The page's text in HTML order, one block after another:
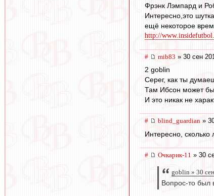
Фрэнк Лэмпард и
Интересно,это
ещё некоторое
http://
# mib83 » 30 сен
2 goblin
Серег, как ты
Там Ибсон может
И это никак не
# blind_guardian »
Интересно,
# Очкарик-11 » 30
goblin » 30
Вопрос-то был